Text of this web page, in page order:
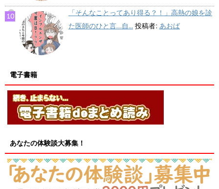
「そんなことってあり得る？！」高熱の娘を診
た医師のひと言…自... 投稿者: あおば
電子書籍
あなたの体験談大募集！